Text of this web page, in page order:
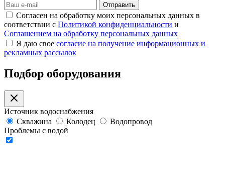
Отправить
Согласен на обработку моих персональных данных в
соответствии с Политикой конфиденциальности и
Соглашением на обработку персональных данных
Я даю свое согласие на получение информационных и
рекламных рассылок
Подбор оборудования
Источник водоснабжения
Скважина
Колодец
Водопровод
Проблемы с водой